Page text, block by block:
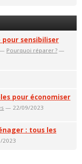
pour sensibiliser
Pourquoi réparer ? —
pour économiser
— 22/09/2023
: tous les